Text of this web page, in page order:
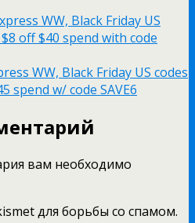
WW, Black Friday US
off $40 spend with code
WW, Black Friday US codes
spend w/ code SAVE6
вам необходимо
для борьбы со спамом.